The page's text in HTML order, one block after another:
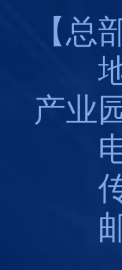
【总
地
产业
电
传
邮